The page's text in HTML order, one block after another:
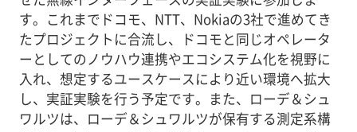
す。これまでドコモ、NTT、Nokiaの3社で進めてき
たプロジェクトに合流し、ドコモと同じオペレータ
ーとしてのノウハウ連携やエコシステム化を視野に
入れ、想定するユースケースにより近い環境へ拡大
し、実証実験を行う予定です。また、ローデ＆シュ
ワルツは、ローデ＆シュワルツが保有する測定系構